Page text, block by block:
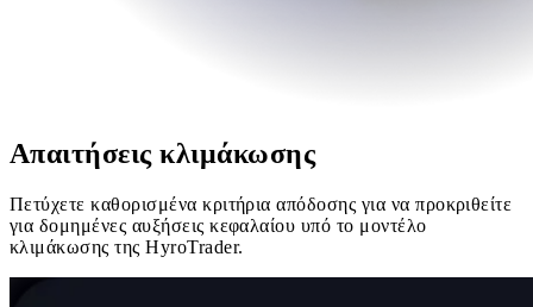
Απαιτήσεις κλιμάκωσης
Πετύχετε καθορισμένα κριτήρια απόδοσης για να προκριθείτε
για δομημένες αυξήσεις κεφαλαίου υπό το μοντέλο
κλιμάκωσης της HyroTrader.